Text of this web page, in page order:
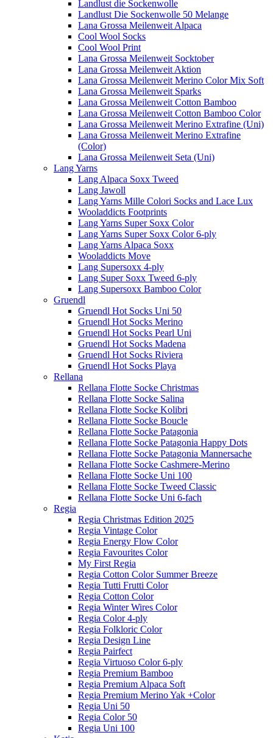
Landlust die Sockenwolle
Landlust Die Sockenwolle 50 Melange
Lana Grossa Meilenweit Alpaca
Cool Wool Socks
Cool Wool Print
Lana Grossa Meilenweit Socktober
Lana Grossa Meilenweit Aktion
Lana Grossa Meilenweit Merino Color Mix Soft
Lana Grossa Meilenweit Sparks
Lana Grossa Meilenweit Cotton Bamboo
Lana Grossa Meilenweit Cotton Bamboo Color
Lana Grossa Meilenweit Merino Extrafine (Uni)
Lana Grossa Meilenweit Merino Extrafine
(Color)
Lana Grossa Meilenweit Seta (Uni)
Lang Yarns
Lang Alpaca Soxx Tweed
Lang Jawoll
Lang Yarns Mille Colori Socks and Lace Lux
Wooladdicts Footprints
Lang Yarns Super Soxx Color
Lang Yarns Super Soxx Color 6-ply
Lang Yarns Alpaca Soxx
Wooladdicts Move
Lang Supersoxx 4-ply
Lang Super Soxx Tweed 6-ply
Lang Supersoxx Bamboo Color
Gruendl
Gruendl Hot Socks Uni 50
Gruendl Hot Socks Merino
Gruendl Hot Socks Pearl Uni
Gruendl Hot Socks Madena
Gruendl Hot Socks Riviera
Gruendl Hot Socks Playa
Rellana
Rellana Flotte Socke Christmas
Rellana Flotte Socke Salina
Rellana Flotte Socke Kolibri
Rellana Flotte Socke Boucle
Rellana Flotte Socke Patagonia
Rellana Flotte Socke Patagonia Happy Dots
Rellana Flotte Socke Patagonia Mannersache
Rellana Flotte Socke Cashmere-Merino
Rellana Flotte Socke Uni 100
Rellana Flotte Socke Tweed Classic
Rellana Flotte Socke Uni 6-fach
Regia
Regia Christmas Edition 2025
Regia Vintage Color
Regia Energy Flow Color
Regia Favourites Color
My First Regia
Regia Cotton Color Summer Breeze
Regia Tutti Frutti Color
Regia Cotton Color
Regia Winter Wires Color
Regia Color 4-ply
Regia Folkloric Color
Regia Design Line
Regia Pairfect
Regia Virtuoso Color 6-ply
Regia Premium Bamboo
Regia Premium Alpaca Soft
Regia Premium Merino Yak +Color
Regia Uni 50
Regia Color 50
Regia Uni 100